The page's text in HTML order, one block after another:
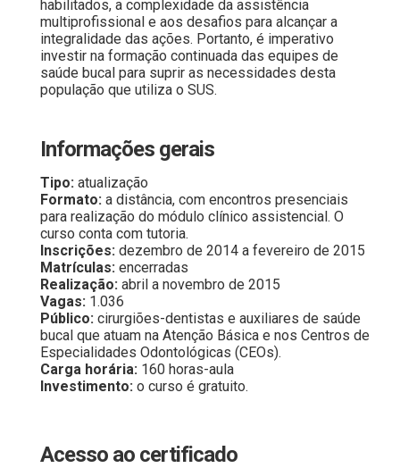
habilitados, a complexidade da assistência
multiprofissional e aos desafios para alcançar a
integralidade das ações. Portanto, é imperativo
investir na formação continuada das equipes de
saúde bucal para suprir as necessidades desta
população que utiliza o SUS.
Informações gerais
Tipo: atualização
Formato: a distância, com encontros presenciais
para realização do módulo clínico assistencial. O
curso conta com tutoria.
Inscrições: dezembro de 2014 a fevereiro de 2015
Matrículas: encerradas
Realização: abril a novembro de 2015
Vagas: 1.036
Público: cirurgiões-dentistas e auxiliares de saúde
bucal que atuam na Atenção Básica e nos Centros de
Especialidades Odontológicas (CEOs).
Carga horária: 160 horas-aula
Investimento: o curso é gratuito.
Acesso ao certificado